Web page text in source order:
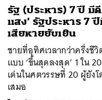
รัฐ (ประหาร) 7 ปี มี
แสง’ รัฐประหาร 7
เสียหายยับเยิน
ชายที่อุทิศเวลากว่าครึ่งชี
แบบ ‘ขึ้นสุดลงสุด’ 1 ใน
เด่นในศตวรรษที่ 20 ผู้ยัง
เสมอ